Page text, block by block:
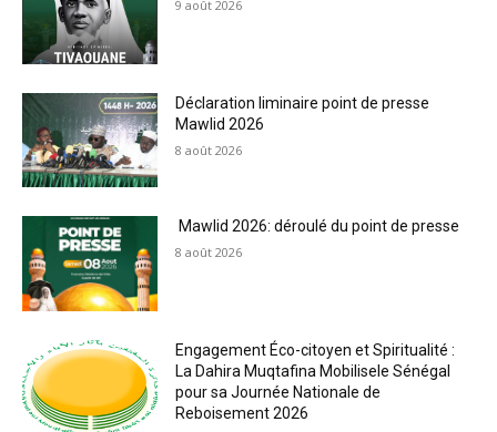
9 août 2026
Déclaration liminaire point de presse
Mawlid 2026
8 août 2026
Mawlid 2026: déroulé du point de presse
8 août 2026
Engagement Éco-citoyen et Spiritualité :
La Dahira Muqtafina Mobilisele Sénégal
pour sa Journée Nationale de
Reboisement 2026